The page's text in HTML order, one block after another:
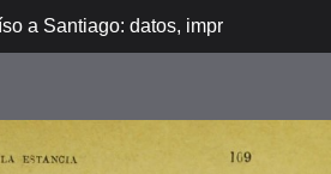
a Santiago: datos, impresiones,